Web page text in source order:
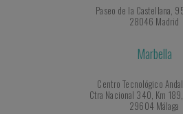
Paseo de la Castellana,
28046 Madrid
Marbella
Centro Tecnológico
Ctra Nacional 340, Km
29604 Málaga